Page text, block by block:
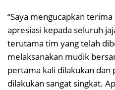
“Saya mengucapkan
apresiasi kepada seluruh
terutama tim yang telah
melaksanakan mudik
pertama kali dilakukan dan
dilakukan sangat singkat.